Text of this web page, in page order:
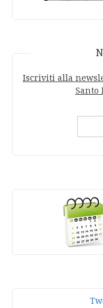
Iscriviti alla
Santo